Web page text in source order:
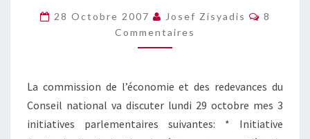
À
BERNE
28 Octobre 2007 Josef Zisyadis
8
Commentaires
La commission de l’économie et des redevances du
Conseil national va discuter lundi 29 octobre mes 3
initiatives parlementaires suivantes: * Initiative